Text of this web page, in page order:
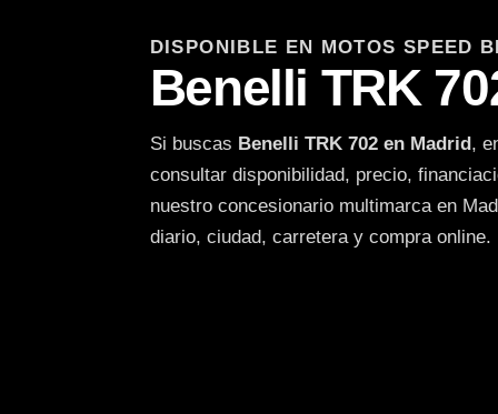
DISPONIBLE EN MOTOS SPEED
Benelli TRK
Si buscas Benelli TRK 702 en Madrid,
consultar disponibilidad, precio,
nuestro concesionario multimarca en
diario, ciudad, carretera y compra online.